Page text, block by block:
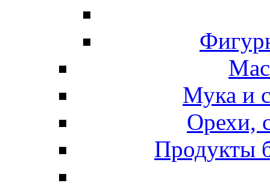
Мука и
Орехи,
Продукты